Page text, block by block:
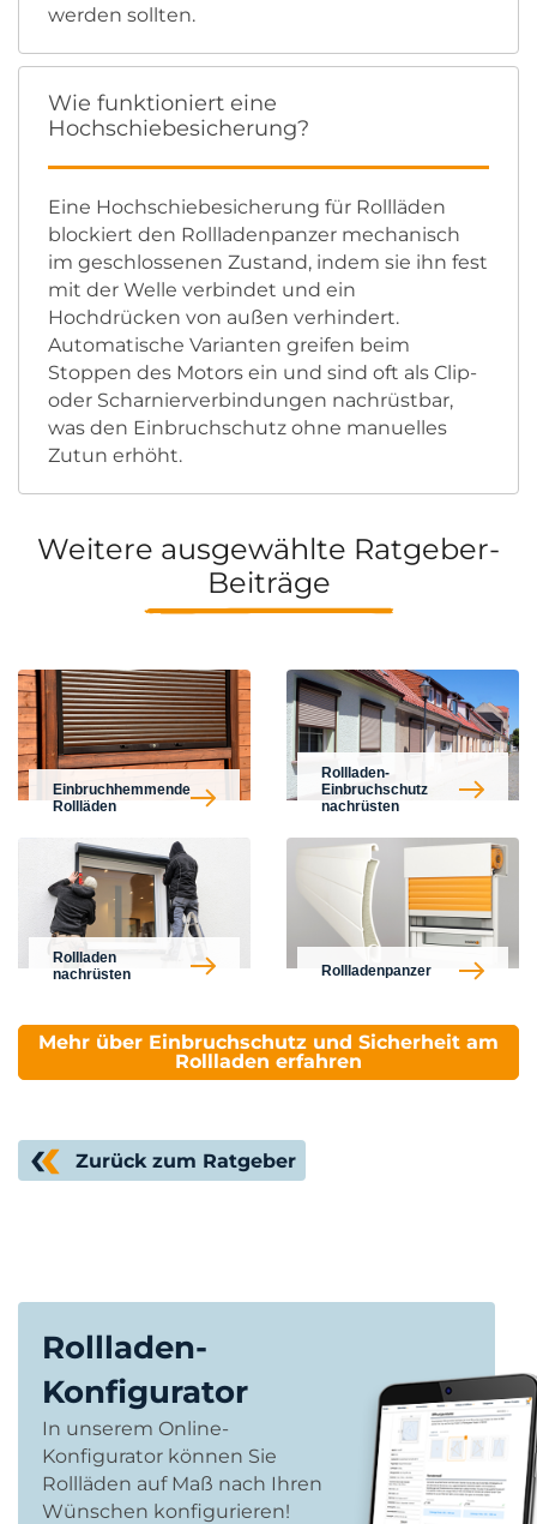
werden sollten.
Wie funktioniert eine
Hochschiebesicherung?
Eine Hochschiebesicherung für Rollläden
blockiert den Rollladenpanzer mechanisch
im geschlossenen Zustand, indem sie ihn fest
mit der Welle verbindet und ein
Hochdrücken von außen verhindert.
Automatische Varianten greifen beim
Stoppen des Motors ein und sind oft als Clip-
oder Scharnierverbindungen nachrüstbar,
was den Einbruchschutz ohne manuelles
Zutun erhöht.
Weitere ausgewählte Ratgeber-
Beiträge
Einbruchhemmende
Rollläden
Rollladen-
Einbruchschutz
nachrüsten
Rollladen
nachrüsten
Rollladenpanzer
Mehr über Einbruchschutz und Sicherheit am
Rollladen erfahren
Zurück zum Ratgeber
Rollladen-
Konfigurator
In unserem Online-
Konfigurator können Sie
Rollläden auf Maß nach Ihren
Wünschen konfigurieren!